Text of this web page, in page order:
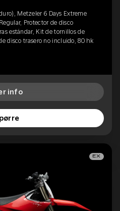
Metzeler 6 Days Extreme
Protector de disco
estándar, Kit de tornillos de
disco trasero no incluido, 80 hk
info
EX